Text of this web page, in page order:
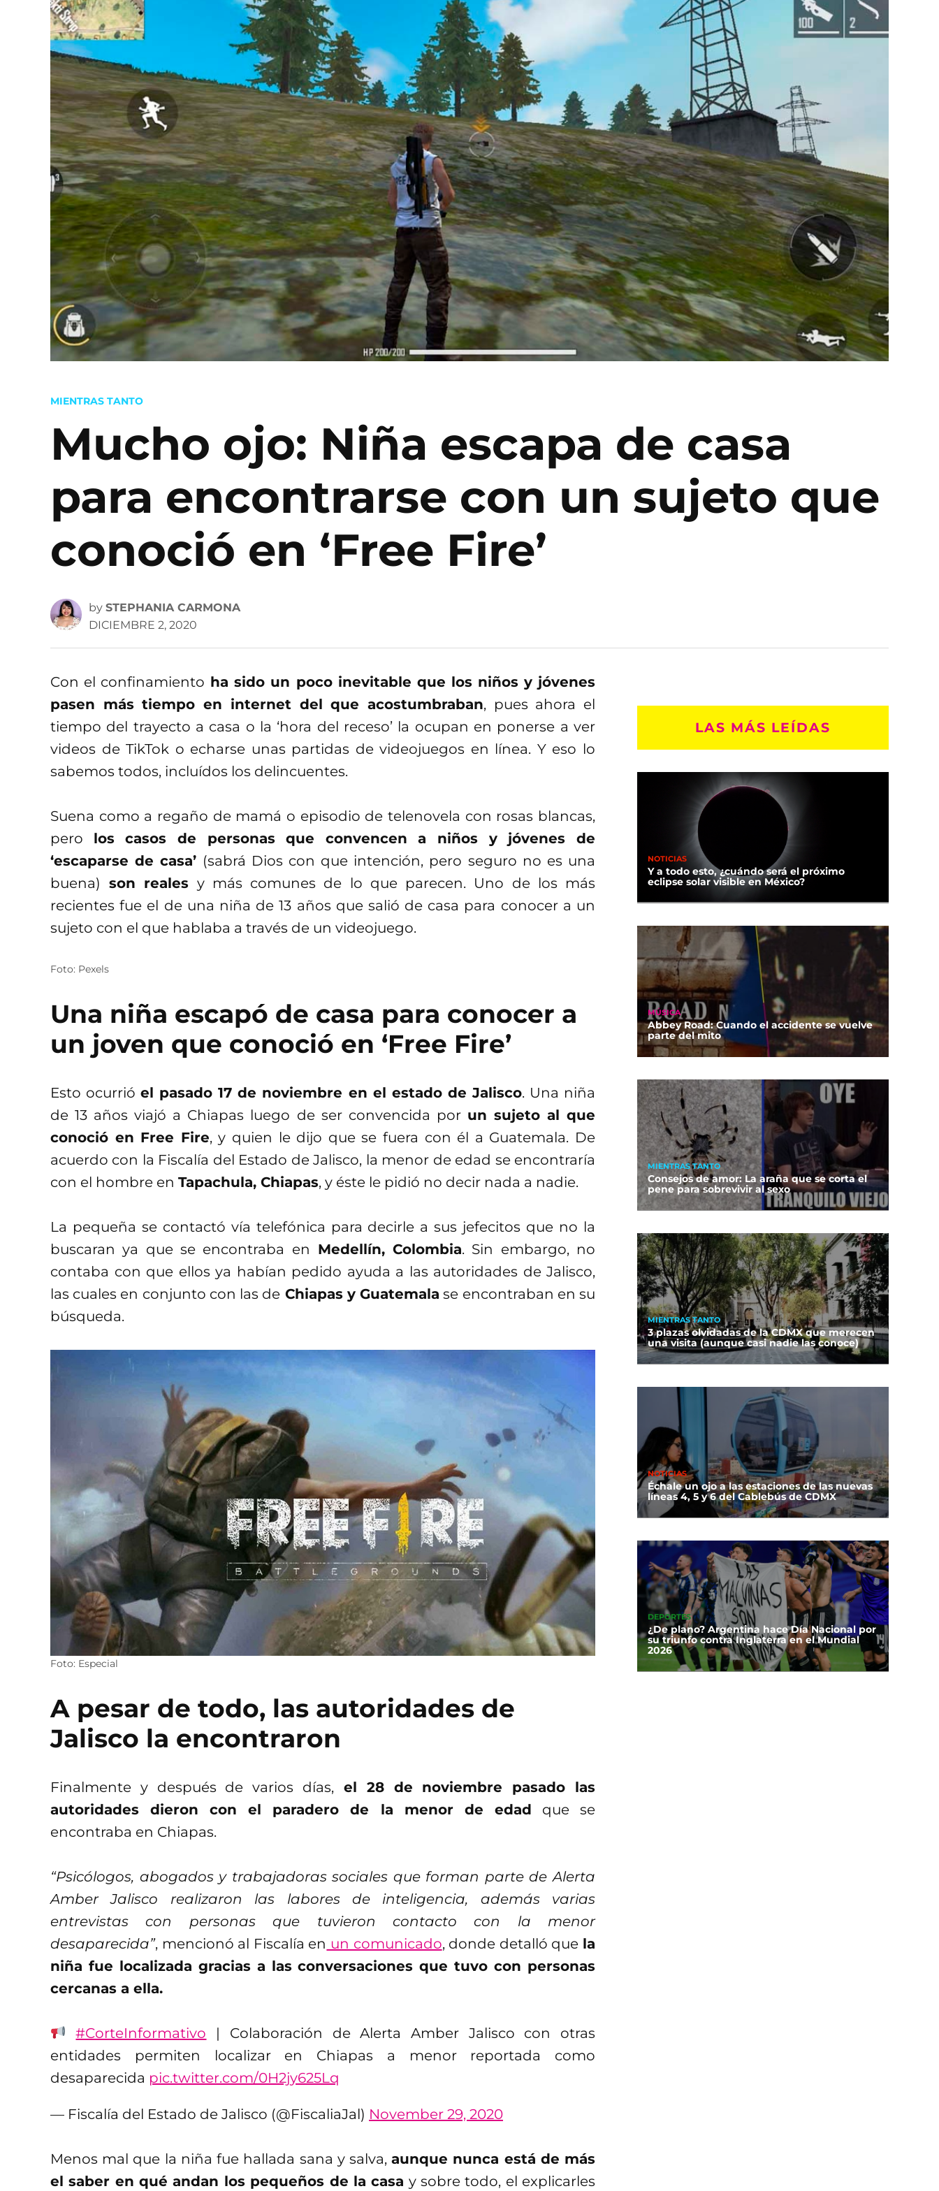
POSTED
MIENTRAS TANTO
Mucho ojo: Niña escapa de casa
para encontrarse con un sujeto que
conoció en ‘Free Fire’
by STEPHANIA CARMONA
DICIEMBRE 2, 2020
Con el confinamiento ha sido un poco inevitable que los niños y jóvenes
pasen más tiempo en internet del que acostumbraban, pues ahora el
tiempo del trayecto a casa o la ‘hora del receso’ la ocupan en ponerse a ver
videos de TikTok o echarse unas partidas de videojuegos en línea. Y eso lo
sabemos todos, incluídos los delincuentes.
Suena como a regaño de mamá o episodio de telenovela con rosas blancas,
pero los casos de personas que convencen a niños y jóvenes de
‘escaparse de casa’ (sabrá Dios con que intención, pero seguro no es una
buena) son reales y más comunes de lo que parecen. Uno de los más
recientes fue el de una niña de 13 años que salió de casa para conocer a un
sujeto con el que hablaba a través de un videojuego.
Foto: Pexels
Una niña escapó de casa para conocer a
un joven que conoció en ‘Free Fire’
Esto ocurrióel pasado 17 de noviembre en el estado de Jalisco. Una niña
de 13 años viajó a Chiapas luego de ser convencida por un sujeto al que
conoció en Free Fire, y quien le dijo que se fuera con él a Guatemala. De
acuerdo con la Fiscalía del Estado de Jalisco, la menor de edad se encontraría
con el hombre en Tapachula, Chiapas, y éste le pidió no decir nada a nadie.
La pequeña se contactó vía telefónica para decirle a sus jefecitos que no la
buscaran ya que se encontraba en Medellín, Colombia. Sin embargo, no
contaba con que ellos ya habían pedido ayuda a las autoridades de Jalisco,
las cuales en conjunto con las de Chiapas y Guatemala se encontraban en su
búsqueda.
Foto: Especial
A pesar de todo, las autoridades de
Jalisco la encontraron
Finalmente y después de varios días, el 28 de noviembre pasado las
autoridades dieron con el paradero de la menor de edad que se
encontraba en Chiapas.
“Psicólogos, abogados y trabajadoras sociales que forman parte de Alerta
Amber Jalisco realizaron las labores de inteligencia, además varias
entrevistas con personas que tuvieron contacto con la menor
desaparecida”, mencionó al Fiscalía en un comunicado, donde detalló que la
niña fue localizada gracias a las conversaciones que tuvo con personas
cercanas a ella.
#CorteInformativo | Colaboración de Alerta Amber Jalisco con otras
entidades permiten localizar en Chiapas a menor reportada como
desaparecida pic.twitter.com/0H2jy625Lq
— Fiscalía del Estado de Jalisco (@FiscaliaJal) November 29, 2020
Menos mal que la niña fue hallada sana y salva,aunque nunca está de más
el saber en qué andan los pequeños de la casa y sobre todo, el explicarles
LAS MÁS LEÍDAS
NOTICIAS
Y a todo esto, ¿cuándo será el próximo
eclipse solar visible en México?
MÚSICA
Abbey Road: Cuando el accidente se vuelve
parte del mito
MIENTRAS TANTO
Consejos de amor: La araña que se corta el
pene para sobrevivir al sexo
MIENTRAS TANTO
3 plazas olvidadas de la CDMX que merecen
una visita (aunque casi nadie las conoce)
NOTICIAS
Échale un ojo a las estaciones de las nuevas
líneas 4, 5 y 6 del Cablebús de CDMX
DEPORTES
¿De plano? Argentina hace Día Nacional por
su triunfo contra Inglaterra en el Mundial
2026